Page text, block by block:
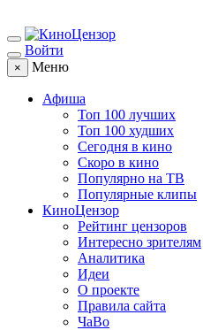
Войти
× Меню
Афиша
Топ 100 лучших
Топ 100 худших
Сегодня в кино
Скоро в кино
Популярно на ТВ
Популярные клипы
КиноЦензор
Рейтинг цензоров
Интересно зрителям
Аналитика
Идеи
О проекте
Правила сайта
ЧаВо